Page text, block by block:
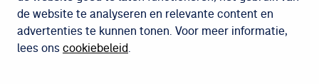
de website te analyseren en relevante content en
advertenties te kunnen tonen. Voor meer informatie,
lees ons cookiebeleid